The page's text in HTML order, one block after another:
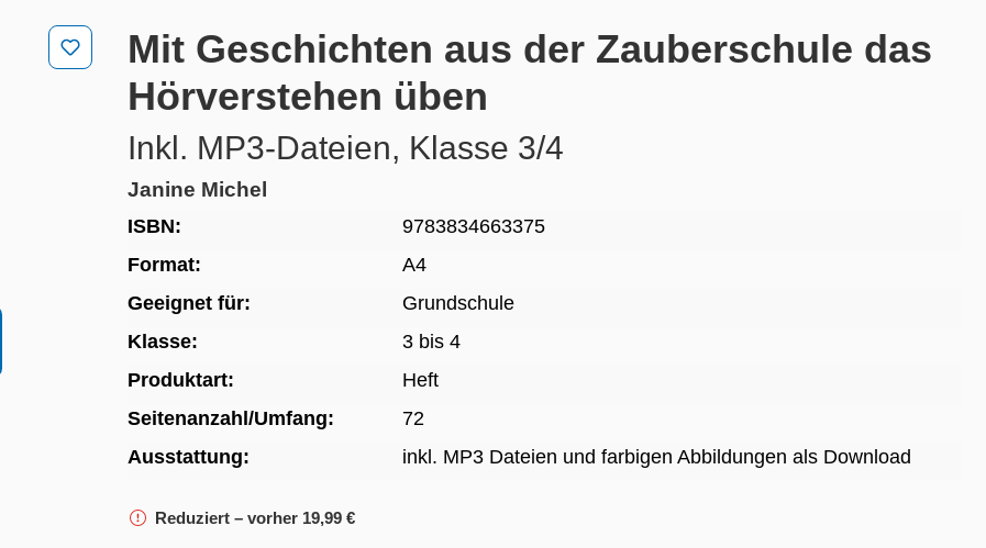
Mit Geschichten aus der Zauberschule das
Hörverstehen üben
Inkl. MP3-Dateien, Klasse 3/4
Janine Michel
ISBN:
9783834663375
Format:
A4
Geeignet für:
Grundschule
Klasse:
3 bis 4
Produktart:
Heft
Seitenanzahl/Umfang:
72
Ausstattung:
inkl. MP3 Dateien und farbigen Abbildungen als Download
Reduziert – vorher 19,99 €